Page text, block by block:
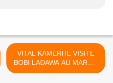
VITAL KAMERHE VISITE
BOBI LADAWA AU MAROC
>